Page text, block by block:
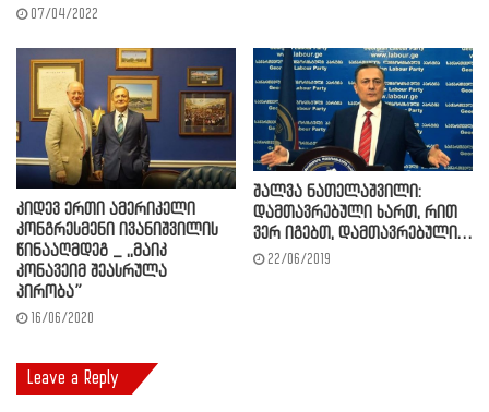
07/04/2022
კიდევ ერთი ამერიკელი
კონგრესმენი ივანიშვილის
წინააღმდეგ _ ,,მაიკ
კონავეიმ შეასრულა
პირობა”
16/06/2020
შალვა ნათელაშვილი:
დამთავრებული ხართ, რით
ვერ იგებთ, დამთავრებული…
22/06/2019
Leave a Reply